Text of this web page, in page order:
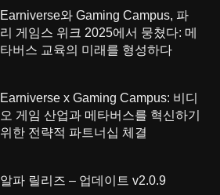
Earniverse와 Gaming Campus, 파
리 게임스 위크 2025에서 뭉쳤다: 메
타버스 교육의 미래를 형성하다
Earniverse x Gaming Campus: 비디
오 게임 산업과 메타버스를 혁신하기
위한 전략적 파트너십 체결
알파 릴리즈 – 업데이트 v2.0.9